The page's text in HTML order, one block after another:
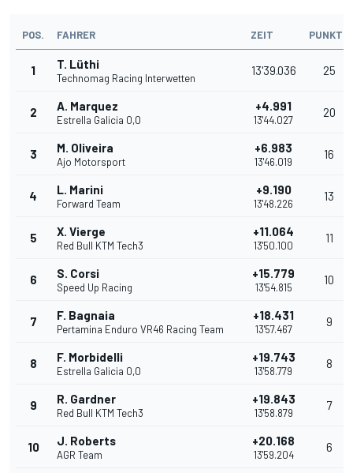
POS. FAHRER ZEIT PUNKTE
1 T. Lüthi
Technomag Racing Interwetten
13'39.036 25
2 A. Marquez
Estrella Galicia 0,0
+4.991
13'44.027
20
3 M. Oliveira
Ajo Motorsport
+6.983
13'46.019
16
4 L. Marini
Forward Team
+9.190
13'48.226
13
5 X. Vierge
Red Bull KTM Tech3
+11.064
13'50.100
11
6 S. Corsi
Speed Up Racing
+15.779
13'54.815
10
7 F. Bagnaia
Pertamina Enduro VR46 Racing Team
+18.431
13'57.467
9
8 F. Morbidelli
Estrella Galicia 0,0
+19.743
13'58.779
8
9 R. Gardner
Red Bull KTM Tech3
+19.843
13'58.879
7
10 J. Roberts
AGR Team
+20.168
13'59.204
6